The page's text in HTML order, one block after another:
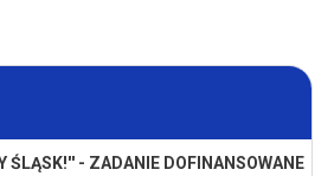
ŚLĄSK!'' - ZADANIE DOFINANSOWANE